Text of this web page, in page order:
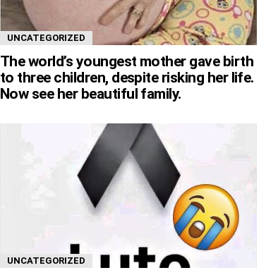
UNCATEGORIZED
The world’s youngest mother gave birth
to three children, despite risking her life.
Now see her beautiful family.
UNCATEGORIZED